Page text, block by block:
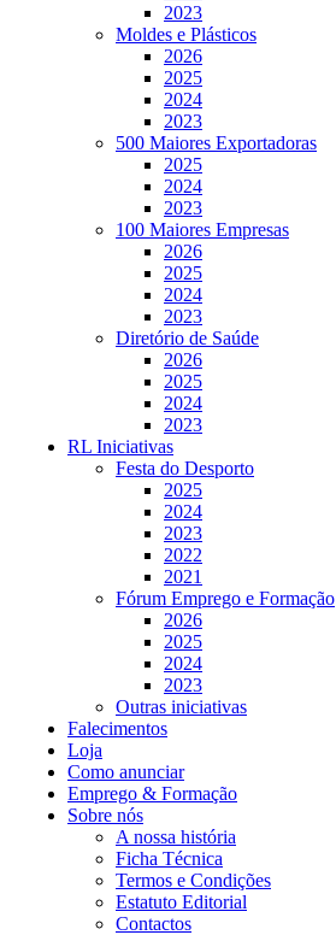
2023
Moldes e Plásticos
2026
2025
2024
2023
500 Maiores Exportadoras
2025
2024
2023
100 Maiores Empresas
2026
2025
2024
2023
Diretório de Saúde
2026
2025
2024
2023
RL Iniciativas
Festa do Desporto
2025
2024
2023
2022
2021
Fórum Emprego e Formação
2026
2025
2024
2023
Outras iniciativas
Falecimentos
Loja
Como anunciar
Emprego & Formação
Sobre nós
A nossa história
Ficha Técnica
Termos e Condições
Estatuto Editorial
Contactos